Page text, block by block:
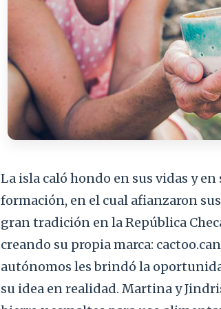
La isla caló hondo en sus vidas y
formación, en el cual afianzaron
gran tradición en la República
creando su propia marca:
autónomos les brindó la
su idea en realidad. Martina y